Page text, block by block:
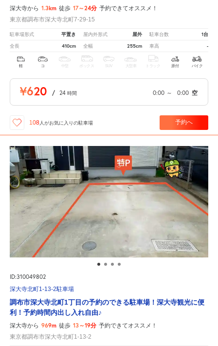
深大寺から 1.3km 徒歩 17～24分 予約できてオススメ！
東京都調布市深大寺北町7-29-15
駐車場形式 平置き 屋内外形式 屋外 駐車台数 1台
全長 410cm 全幅 255cm 車高 -
軽 コ 中型 ボックス SUV 大型車 トラック 原付 バイク
¥620 / 24 時間 0:00 ～ 0:00 空
108 人がお気に入りの駐車場 予約へ
ID:310049802
深大寺北町1-13-2駐車場
調布市深大寺北町1丁目の予約のできる駐車場！深大寺観光に便
利！予約時間内出し入れ自由♪
深大寺から 969m 徒歩 13～19分 予約できてオススメ！
東京都調布市深大寺北町1-13-2